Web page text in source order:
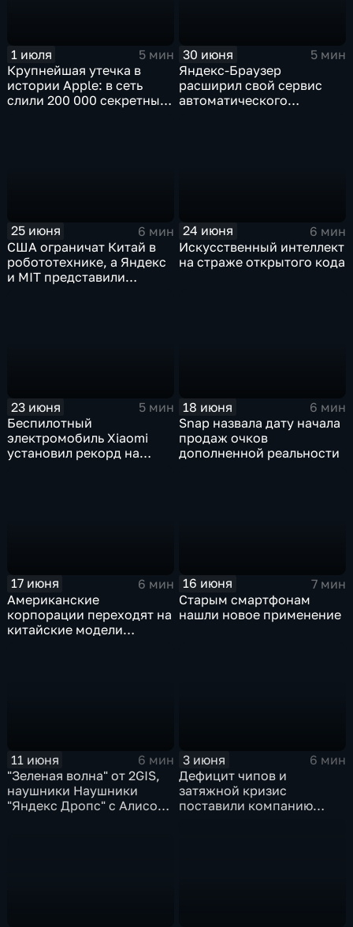
1 июля
5 мин
Крупнейшая утечка в
истории Apple: в сеть
слили 200 000 секретных
30 июня
5 мин
Яндекс-Браузер
расширил свой сервис
автоматического
25 июня
6 мин
США ограничат Китай в
робототехнике, а Яндекс
и MIT представили
24 июня
6 мин
Искусственный интеллект
на страже открытого кода
23 июня
5 мин
Беспилотный
электромобиль Xiaomi
установил рекорд на
18 июня
6 мин
Snap назвала дату начала
продаж очков
дополненной реальности
17 июня
6 мин
Американские
корпорации переходят на
китайские модели
16 июня
7 мин
Старым смартфонам
нашли новое применение
11 июня
6 мин
"Зеленая волна" от 2GIS,
наушники Наушники
"Яндекс Дропс" с Алисой
3 июня
6 мин
Дефицит чипов и
затяжной кризис
поставили компанию